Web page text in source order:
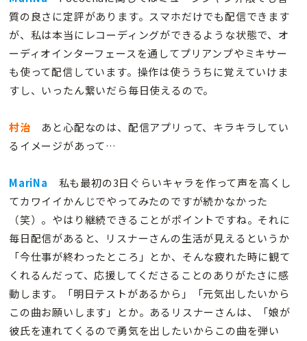
質の良さに定評があります。スマホだけでも配信できます
が、私は本当にレコーディングができるような状態で、オ
ーディオインターフェースを通してプリアンプやミキサー
も使って配信しています。操作は使ううちに覚えていけま
すし、いったん繋いだら毎日使えるので。
村治 あと心配なのは、配信アプリって、キラキラしてい
るイメージがあって…
MariNa 私も最初の3日ぐらいキャラを作って声を高くし
てカワイイかんじでやってみたのですが続かなかった
（笑）。やはり継続できることがポイントですね。それに
毎日配信があると、リスナーさんの生活が見えるというか
「今仕事が終わったところ」とか、そんな疲れた時に観て
くれるんだって、応援してくださることのありがたさに感
動します。「明日テストがあるから」「元気出したいから
この曲お願いします」とか。あるリスナーさんは、「娘が
彼氏を連れてくるので勇気を出したいからこの曲を弾い